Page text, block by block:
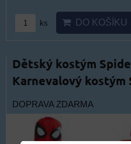
ks DO KOŠÍKU
Dětský kostým
Karnevalový kostým
DOPRAVA ZDARMA